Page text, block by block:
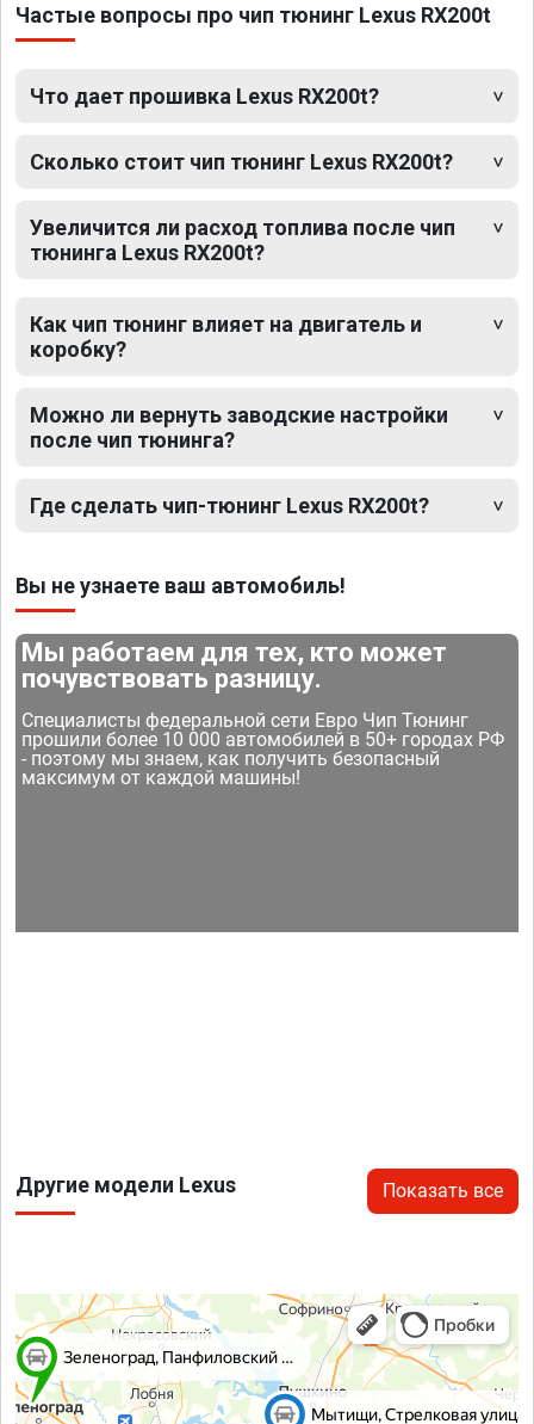
Частые вопросы про чип тюнинг Lexus RX200t
Что дает прошивка Lexus RX200t?
Сколько стоит чип тюнинг Lexus RX200t?
Увеличится ли расход топлива после чип
тюнинга Lexus RX200t?
Как чип тюнинг влияет на двигатель и
коробку?
Можно ли вернуть заводские настройки
после чип тюнинга?
Где сделать чип-тюнинг Lexus RX200t?
Вы не узнаете ваш автомобиль!
Мы работаем для тех, кто может
почувствовать разницу.
Специалисты федеральной сети Евро Чип Тюнинг
прошили более 10 000 автомобилей в 50+ городах РФ
- поэтому мы знаем, как получить безопасный
максимум от каждой машины!
Другие модели Lexus Показать все